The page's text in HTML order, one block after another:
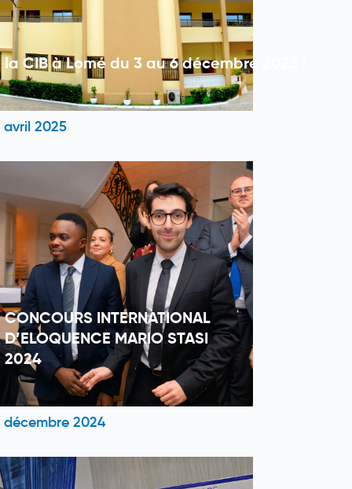
la CIB à Lomé du 3 au 6 décembre 2025 !
avril 2025
CONCOURS INTERNATIONAL
D’ELOQUENCE MARIO STASI
2024
décembre 2024